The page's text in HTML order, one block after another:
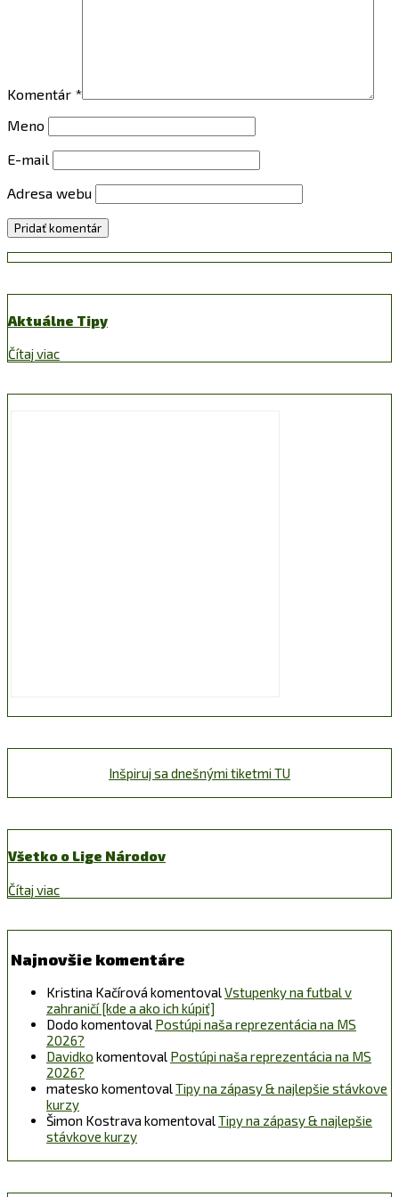
Komentár *
Meno
E-mail
Adresa webu
Aktuálne Tipy
Čítaj viac
Inšpiruj sa dnešnými tiketmi TU
Všetko o Lige Národov
Čítaj viac
Najnovšie komentáre
Kristina Kačírová komentovalVstupenky na futbal v
zahraničí [kde a ako ich kúpiť]
Dodo komentoval Postúpi naša reprezentácia na MS
2026?
Davidko komentoval Postúpi naša reprezentácia na MS
2026?
matesko komentovalTipy na zápasy & najlepšie stávkove
kurzy
Šimon Kostrava komentovalTipy na zápasy & najlepšie
stávkove kurzy